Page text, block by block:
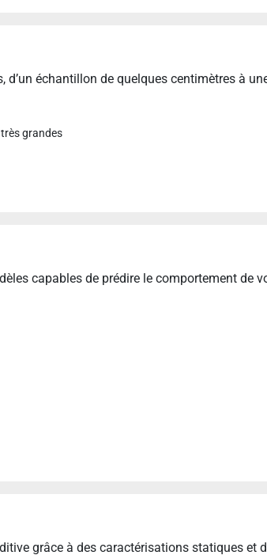
échantillon de quelques centimètres à
grandes
capables de prédire le comportement de
grâce à des caractérisations statiques et